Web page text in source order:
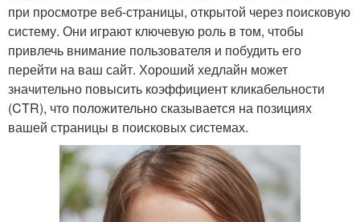
при просмотре веб-страницы, открытой через поисковую
систему. Они играют ключевую роль в том, чтобы
привлечь внимание пользователя и побудить его
перейти на ваш сайт. Хороший хедлайн может
значительно повысить коэффициент кликабельности
(CTR), что положительно сказывается на позициях
вашей страницы в поисковых системах.